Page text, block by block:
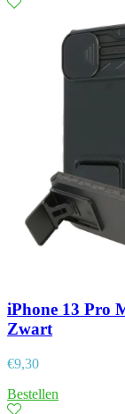
iPhone 13 Pro
Zwart
€9,30
Bestellen